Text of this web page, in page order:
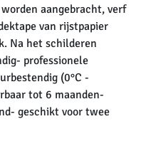
aangebracht, verf
van rijstpapier
Na het schilderen
professionele
(0°C -
tot 6 maanden-
geschikt voor twee